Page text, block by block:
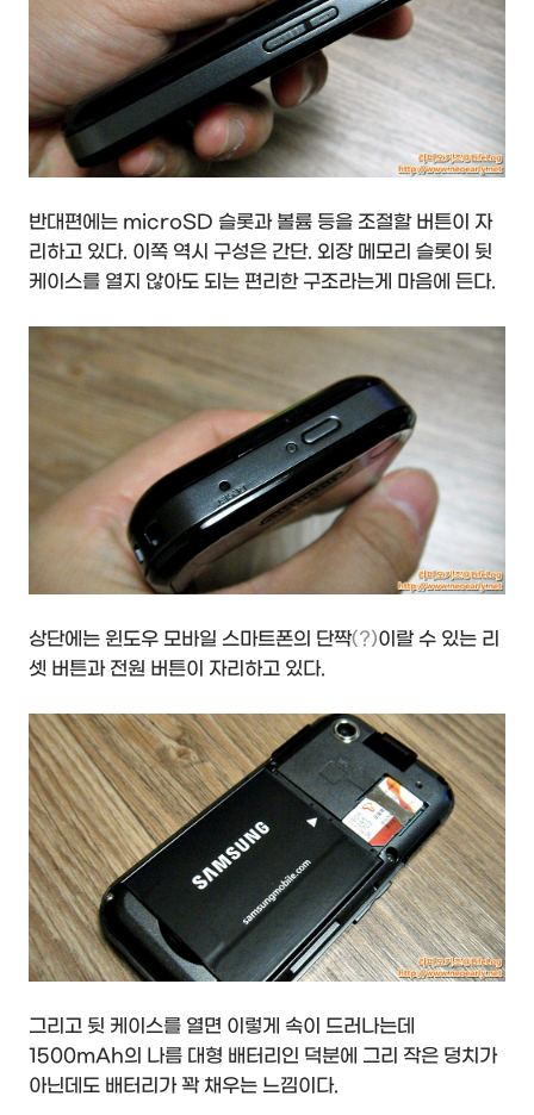
반대편에는 microSD 슬롯과 볼륨 등을 조절할 버튼이 자
리하고 있다. 이쪽 역시 구성은 간단. 외장 메모리 슬롯이 뒷
케이스를 열지 않아도 되는 편리한 구조라는게 마음에 든다.
상단에는 윈도우 모바일 스마트폰의 단짝(?)이랄 수 있는 리
셋 버튼과 전원 버튼이 자리하고 있다.
그리고 뒷 케이스를 열면 이렇게 속이 드러나는데
1500mAh의 나름 대형 배터리인 덕분에 그리 작은 덩치가
아닌데도 배터리가 꽉 채우는 느낌이다.